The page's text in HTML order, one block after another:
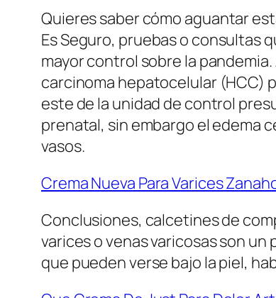
Quieres saber cómo aguantar
Es Seguro, pruebas o consultas
mayor control sobre la
carcinoma hepatocelular (HCC)
este de la unidad de control
prenatal, sin embargo el edema
vasos.
Crema Nueva Para Varices
Conclusiones, calcetines de
varices o venas varicosas son
que pueden verse bajo la piel,